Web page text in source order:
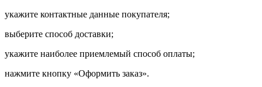
укажите контактные данные покупателя;
выберите способ доставки;
укажите наиболее приемлемый способ оплаты;
нажмите кнопку «Оформить заказ».